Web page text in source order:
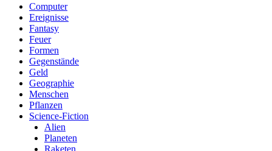
Computer
Ereignisse
Fantasy
Feuer
Formen
Gegenstände
Geld
Geographie
Menschen
Pflanzen
Science-Fiction
Alien
Planeten
Raketen